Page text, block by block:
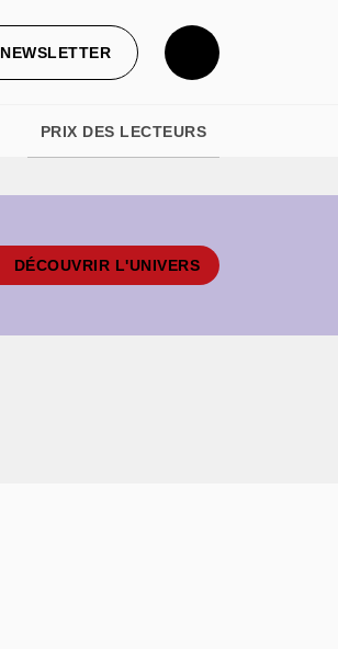
NEWSLETTER
PRIX DES LECTEURS
DÉCOUVRIR L'UNIVERS